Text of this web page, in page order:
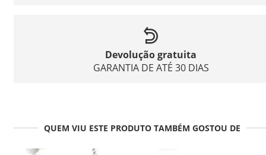
Devolução gratuita
GARANTIA DE ATÉ 30 DIAS
QUEM VIU ESTE PRODUTO TAMBÉM GOSTOU DE